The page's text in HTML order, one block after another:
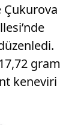
Çukurova
gram
keneviri